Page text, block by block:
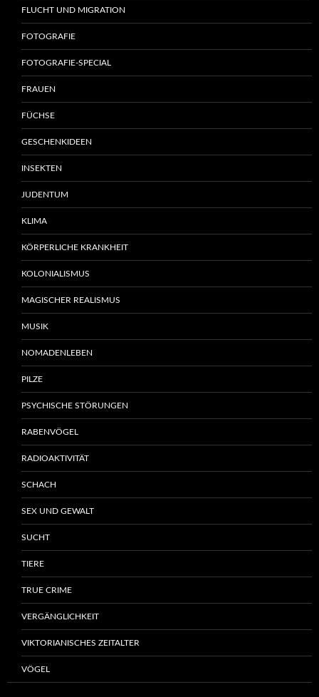
FLUCHT UND MIGRATION
FOTOGRAFIE
FOTOGRAFIE-SPECIAL
FRAUEN
FÜCHSE
GESCHENKIDEEN
INSEKTEN
JUDENTUM
KLIMA
KÖRPERLICHE KRANKHEIT
KOLONIALISMUS
MAGISCHER REALISMUS
MUSIK
NOMADENLEBEN
PILZE
PSYCHISCHE STÖRUNGEN
RABENVÖGEL
RADIOAKTIVITÄT
SCHACH
SEX UND GEWALT
SUCHT
TIERE
TRUE CRIME
VERGÄNGLICHKEIT
VIKTORIANISCHES ZEITALTER
VÖGEL